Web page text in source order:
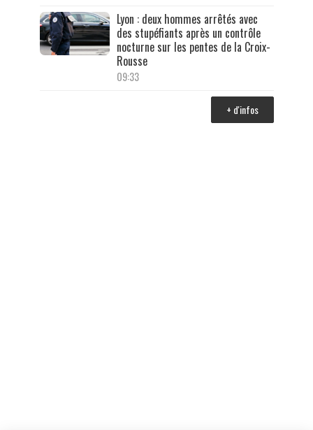
Lyon : deux hommes arrêtés avec
des stupéfiants après un contrôle
nocturne sur les pentes de la Croix-
Rousse
09:33
+ d'infos